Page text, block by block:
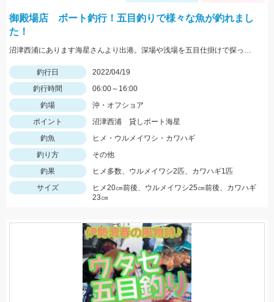
御殿場店 ボート釣行！五目釣りで様々な魚が釣れまし
た！
沼津西浦にあります海星さんより出港。深場や浅場を五目仕掛けで探ってみました！ウルメイワシの回遊もありました！
釣行日
2022/04/19
釣行時間
06:00～16:00
釣場
沖・オフショア
ポイント
沼津西浦 貸しボート海星
釣魚
ヒメ・ウルメイワシ・カワハギ
釣り方
その他
釣果
ヒメ多数、ウルメイワシ2匹、カワハギ1匹
サイズ
ヒメ20㎝前後、ウルメイワシ25㎝前後、カワハギ
23㎝